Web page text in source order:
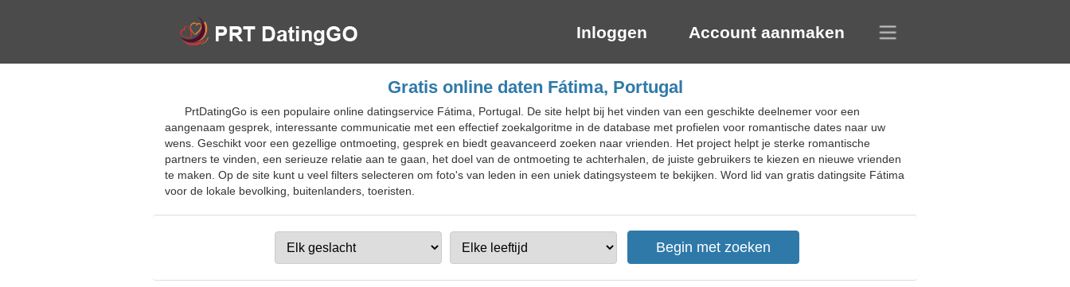
Inloggen Account aanmaken
Gratis online daten Fátima, Portugal
PrtDatingGo is een populaire online datingservice Fátima, Portugal. De site helpt bij het vinden van een geschikte deelnemer voor een
aangenaam gesprek, interessante communicatie met een effectief zoekalgoritme in de database met profielen voor romantische dates naar uw
wens. Geschikt voor een gezellige ontmoeting, gesprek en biedt geavanceerd zoeken naar vrienden. Het project helpt je sterke romantische
partners te vinden, een serieuze relatie aan te gaan, het doel van de ontmoeting te achterhalen, de juiste gebruikers te kiezen en nieuwe vrienden
te maken. Op de site kunt u veel filters selecteren om foto's van leden in een uniek datingsysteem te bekijken. Word lid van gratis datingsite Fátima
voor de lokale bevolking, buitenlanders, toeristen.